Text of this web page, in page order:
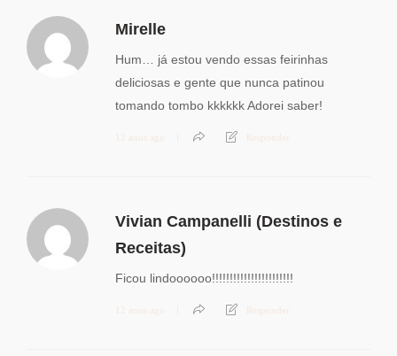
Mirelle
Hum… já estou vendo essas feirinhas
deliciosas e gente que nunca patinou
tomando tombo kkkkkk Adorei saber!
12 anos ago Responder
Vivian Campanelli (Destinos e
Receitas)
Ficou lindoooooo!!!!!!!!!!!!!!!!!!!!!!!
12 anos ago Responder